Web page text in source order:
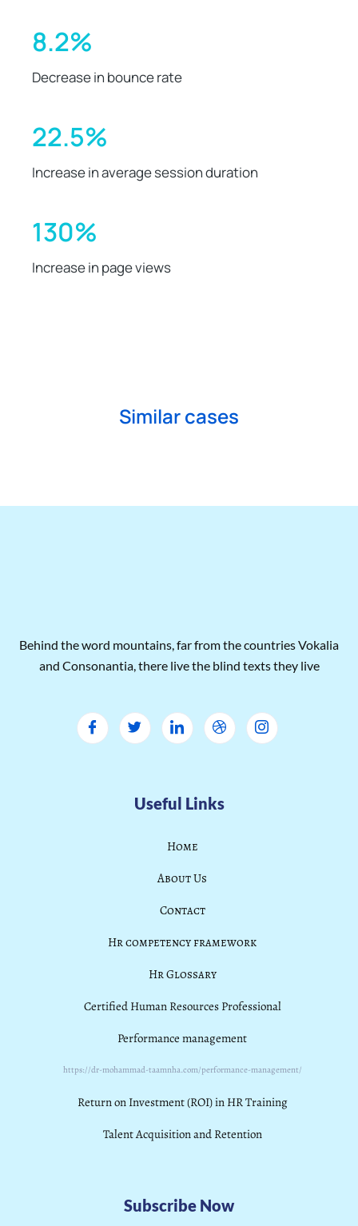
8.2%
Decrease in bounce rate
22.5%
Increase in average session duration
130%
Increase in page views
Similar cases
Behind the word mountains, far from the countries Vokalia
and Consonantia, there live the blind texts they live
Useful Links
Home
About Us
Contact
Hr competency framework
Hr Glossary
Certified Human Resources Professional
Performance management
https://dr-mohammad-taamnha.com/performance-management/
Return on Investment (ROI) in HR Training
Talent Acquisition and Retention
Subscribe Now